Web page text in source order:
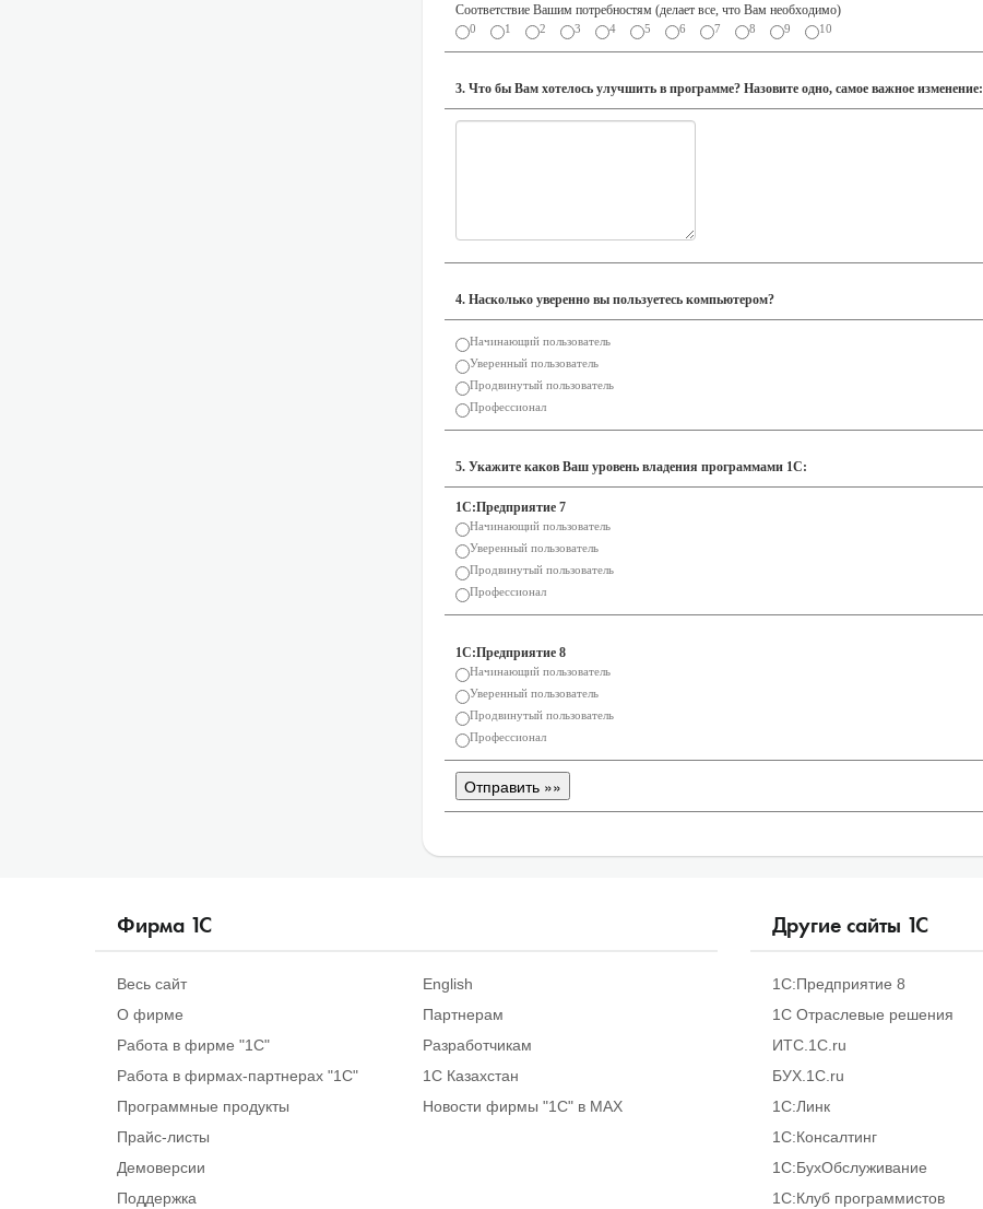
Соответствие Вашим потребностям (делает все, что Вам необходимо)
0 1 2 3 4 5 6 7 8 9 10
3. Что бы Вам хотелось улучшить в программе? Назовите одно, самое важное изменение:
4. Насколько уверенно вы пользуетесь компьютером?
Начинающий пользователь
Уверенный пользователь
Продвинутый пользователь
Профессионал
5. Укажите каков Ваш уровень владения программами 1С:
1С:Предприятие 7
Начинающий пользователь
Уверенный пользователь
Продвинутый пользователь
Профессионал
1С:Предприятие 8
Начинающий пользователь
Уверенный пользователь
Продвинутый пользователь
Профессионал
Фирма 1С
Весь сайт
О фирме
Работа в фирме "1С"
Работа в фирмах-партнерах "1С"
Программные продукты
Прайс-листы
Демоверсии
Поддержка
English
Партнерам
Разработчикам
1С Казахстан
Новости фирмы "1С" в MAX
Другие сайты 1С
1С:Предприятие 8
1С Отраслевые решения
ИТС.1C.ru
БУХ.1С.ru
1С:Линк
1С:Консалтинг
1С:БухОбслуживание
1С:Клуб программистов